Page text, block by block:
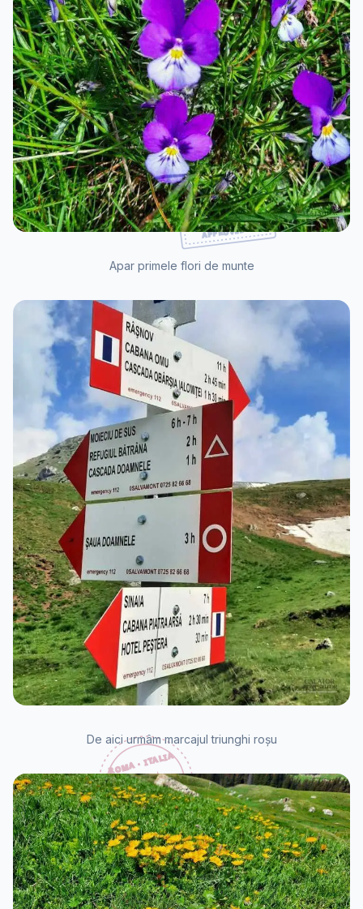
Apar primele flori de munte
De aici urmâm marcajul triunghi roșu